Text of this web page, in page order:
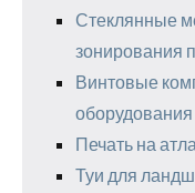
Стеклянные
зонирования
Винтовые
Печать на
Туи для